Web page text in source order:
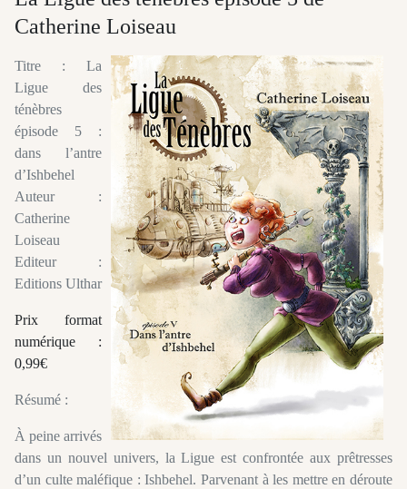
Catherine Loiseau
Titre : La
Ligue des
ténèbres
épisode 5 :
dans l’antre
d’Ishbehel
Auteur :
Catherine
Loiseau
Editeur :
Editions Ulthar
Prix format
numérique :
0,99€
Résumé :
À peine arrivés
dans un nouvel univers, la Ligue est confrontée aux prêtresses
d’un culte maléfique : Ishbehel. Parvenant à les mettre en déroute